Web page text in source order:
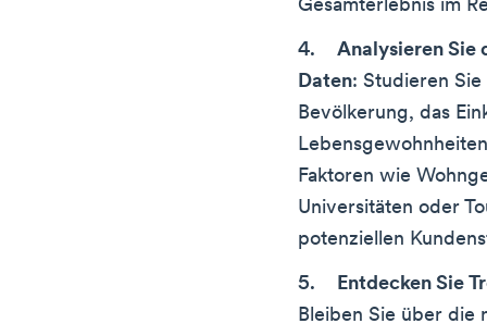
Gesamterlebnis im
Analysieren Sie
Daten: Studieren
Bevölkerung, das
Faktoren wie
Universitäten oder
potenziellen
Entdecken Sie
Bleiben Sie über die